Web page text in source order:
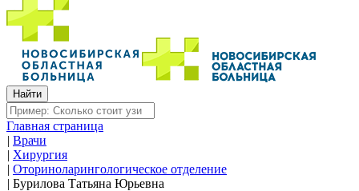
Главная страница
| Врачи
| Хирургия
| Оториноларингологическое отделение
| Бурилова Татьяна Юрьевна